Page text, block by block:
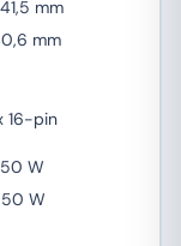
mm
mm
16-pin
W
W